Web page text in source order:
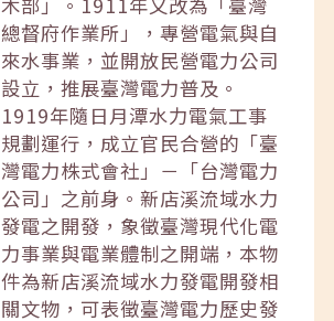
總督府作業所」，專營電氣與自
來水事業，並開放民營電力公司
設立，推展臺灣電力普及。
1919年隨日月潭水力電氣工事
規劃運行，成立官民合營的「臺
灣電力株式會社」－「台灣電力
公司」之前身。新店溪流域水力
發電之開發，象徵臺灣現代化電
力事業與電業體制之開端，本物
件為新店溪流域水力發電開發相
關文物，可表徵臺灣電力歷史發